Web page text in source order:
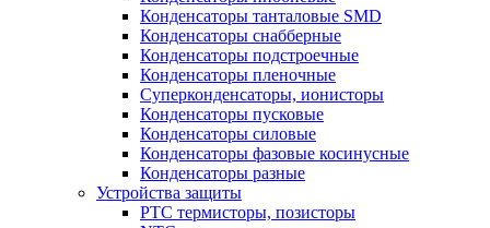
Конденсаторы танталовые SMD
Конденсаторы снабберные
Конденсаторы подстроечные
Конденсаторы пленочные
Суперконденсаторы, ионисторы
Конденсаторы пусковые
Конденсаторы силовые
Конденсаторы фазовые косинусные
Конденсаторы разные
Устройства защиты
PTC термисторы, позисторы